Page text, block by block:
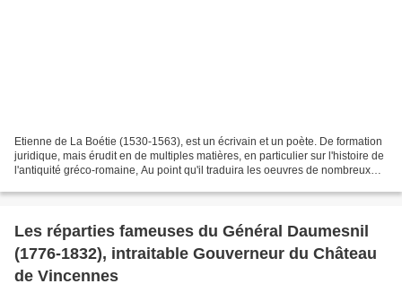
Etienne de La Boétie (1530-1563), est un écrivain et un poète. De formation
juridique, mais érudit en de multiples matières, en particulier sur l'histoire de
l'antiquité gréco-romaine, Au point qu'il traduira les oeuvres de nombreux
Les réparties fameuses du Général Daumesnil
(1776-1832), intraitable Gouverneur du Château
de Vincennes